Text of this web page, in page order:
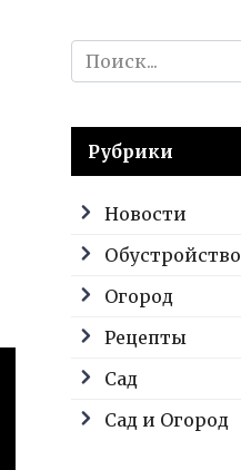
Search
for:
Рубрики
Новости
Обустройство
Огород
Рецепты
Сад
Сад и Огород